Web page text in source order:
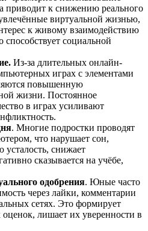
приводит к снижению реального
виртуальной жизнью,
к живому взаимодействию
способствует социальной
Из-за длительных онлайн-
играх с элементами
повышенную
жизни. Постоянное
в играх усиливают
. Многие подростки проводят
что нарушает сон,
усталость, снижает
сказывается на учёбе,
одобрения. Юные часто
через лайки, комментарии
сетях. Это формирует
лишает их уверенности в